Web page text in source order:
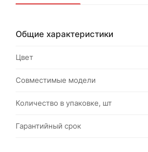
Общие характеристики
Цвет
Совместимые модели
Количество в упаковке, шт
Гарантийный срок